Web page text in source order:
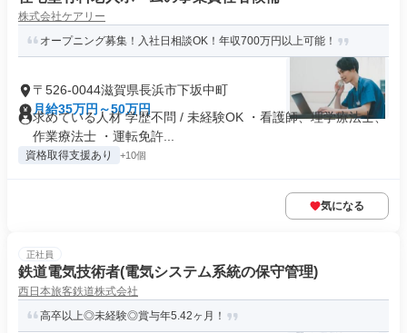
株式会社ケアリー
オープニング募集！入社日相談OK！年収700万円以上可能！
〒526-0044滋賀県長浜市下坂中町
月給35万円～50万円
求めている人材 学歴不問 / 未経験OK ・看護師、理学療法士、
作業療法士 ・運転免許...
資格取得支援あり +10個
気になる
正社員
鉄道電気技術者(電気システム系統の保守管理)
西日本旅客鉄道株式会社
高卒以上◎未経験◎賞与年5.42ヶ月！